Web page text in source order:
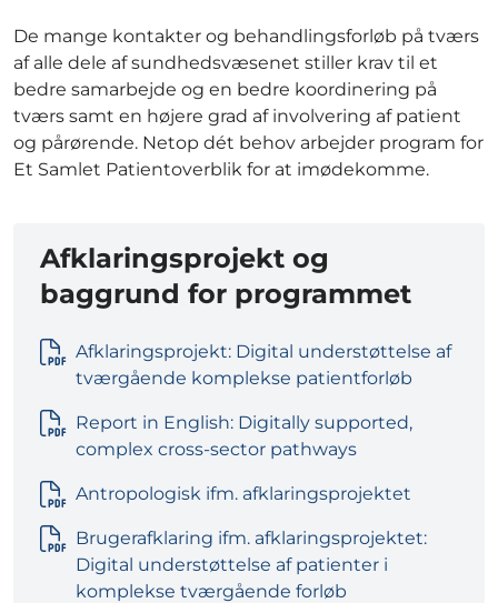
De mange kontakter og behandlingsforløb på tværs
af alle dele af sundhedsvæsenet stiller krav til et
bedre samarbejde og en bedre koordinering på
tværs samt en højere grad af involvering af patient
og pårørende. Netop dét behov arbejder program for
Et Samlet Patientoverblik for at imødekomme.
Afklaringsprojekt og
baggrund for programmet
Afklaringsprojekt: Digital understøttelse af
tværgående komplekse patientforløb
Report in English: Digitally supported,
complex cross-sector pathways
Antropologisk ifm. afklaringsprojektet
Brugerafklaring ifm. afklaringsprojektet:
Digital understøttelse af patienter i
komplekse tværgående forløb